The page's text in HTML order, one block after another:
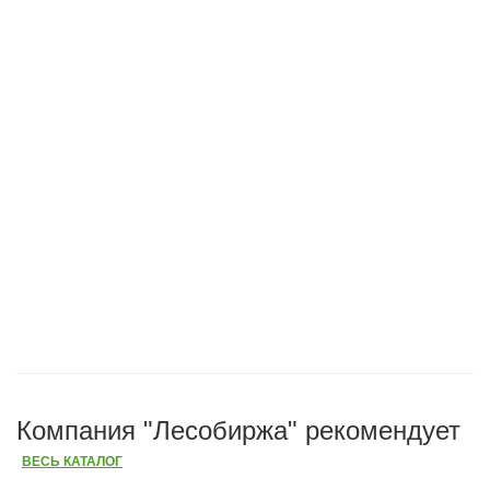
Компания "Лесобиржа" рекомендует
ВЕСЬ КАТАЛОГ